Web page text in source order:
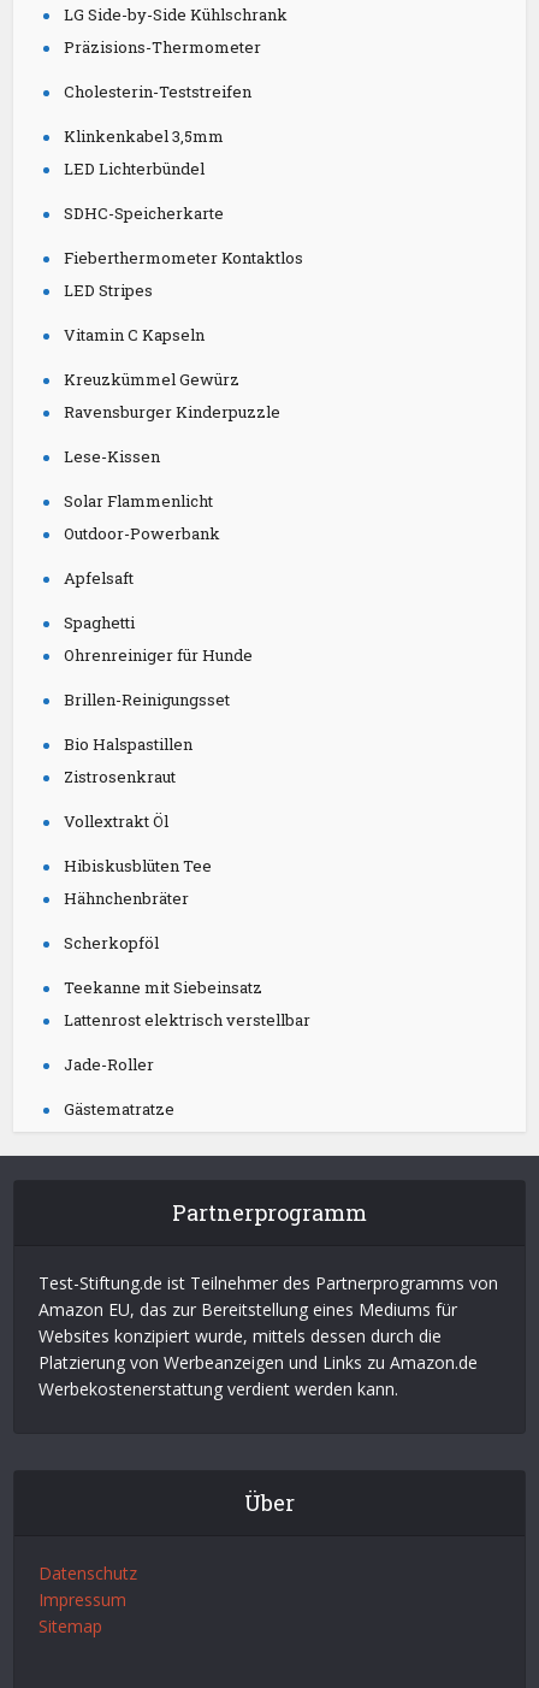
LG Side-by-Side Kühlschrank
Präzisions-Thermometer
Cholesterin-Teststreifen
Klinkenkabel 3,5mm
LED Lichterbündel
SDHC-Speicherkarte
Fieberthermometer Kontaktlos
LED Stripes
Vitamin C Kapseln
Kreuzkümmel Gewürz
Ravensburger Kinderpuzzle
Lese-Kissen
Solar Flammenlicht
Outdoor-Powerbank
Apfelsaft
Spaghetti
Ohrenreiniger für Hunde
Brillen-Reinigungsset
Bio Halspastillen
Zistrosenkraut
Vollextrakt Öl
Hibiskusblüten Tee
Hähnchenbräter
Scherkopföl
Teekanne mit Siebeinsatz
Lattenrost elektrisch verstellbar
Jade-Roller
Gästematratze
Partnerprogramm
Test-Stiftung.de ist Teilnehmer des Partnerprogramms von
Amazon EU, das zur Bereitstellung eines Mediums für
Websites konzipiert wurde, mittels dessen durch die
Platzierung von Werbeanzeigen und Links zu Amazon.de
Werbekostenerstattung verdient werden kann.
Über
Datenschutz
Impressum
Sitemap